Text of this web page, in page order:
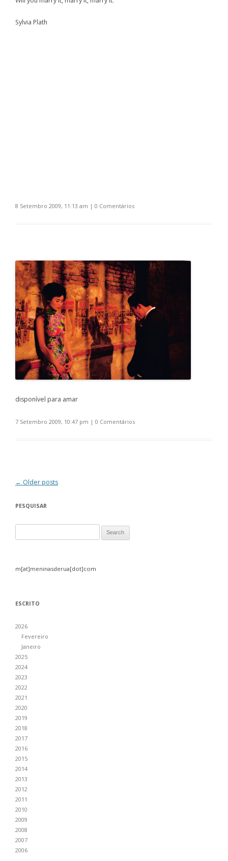
Sylvia Plath
8 Setembro 2009, 11:13 am | 0 Comentários
disponível para amar
7 Setembro 2009, 10:47 pm | 0 Comentários
Post navigation
← Older posts
PESQUISAR
m[at]meninasderua[dot]com
ESCRITO
2026
Fevereiro
Janeiro
2025
2024
2023
2022
2021
2020
2019
2018
2017
2016
2015
2014
2013
2012
2011
2010
2009
2008
2007
2006